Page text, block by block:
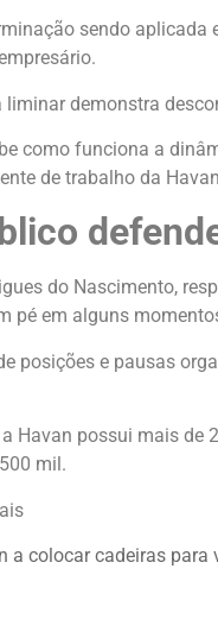
sendo
liminar demonstra
como funciona a
de trabalho da
do Nascimento,
pé em alguns
posições e pausas
Havan possui mais
mil.
a colocar cadeiras para